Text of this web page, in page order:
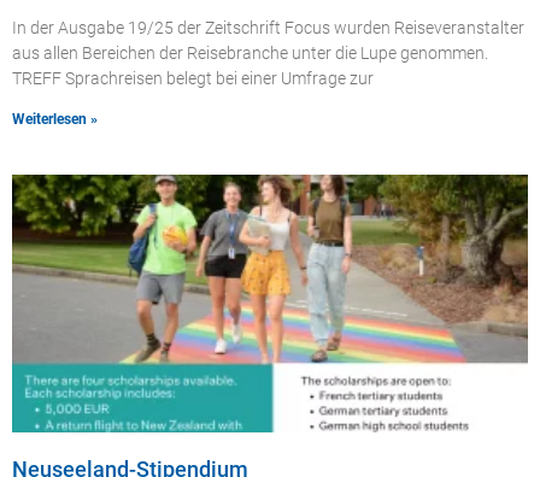
In der Ausgabe 19/25 der Zeitschrift Focus wurden Reiseveranstalter
aus allen Bereichen der Reisebranche unter die Lupe genommen.
TREFF Sprachreisen belegt bei einer Umfrage zur
Weiterlesen »
Neuseeland-Stipendium